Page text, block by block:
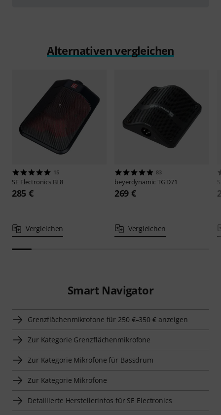
Alternativen vergleichen
15
SE Electronics BL8
285 €
Vergleichen
83
beyerdynamicTG D71
269 €
Vergleichen
Smart Navigator
Grenzflächenmikrofone für 250 €–350 € anzeigen
Zur Kategorie Grenzflächenmikrofone
Zur Kategorie Mikrofone für Bassdrum
Zur Kategorie Mikrofone
Detaillierte Herstellerinfos für SE Electronics